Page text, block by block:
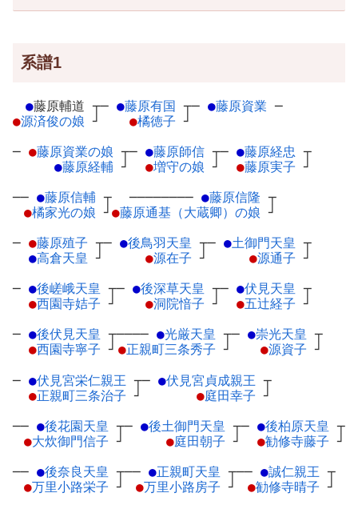
系譜1
●藤原輔道 ┬
●源済俊の娘 ┘
─ ●藤原有国 ┬
●橘徳子 ┘
─ ●藤原資業 ─
─ ●藤原資業の娘 ┬
●藤原経輔 ┘
─ ●藤原師信 ┬
●増守の娘 ┘
─ ●藤原経忠 ┬
●藤原実子 ┘
── ●藤原信輔 ┬
●橘家光の娘 ┘
──────── ●藤原信隆 ┬
●藤原通基（大蔵卿）の娘 ┘
─ ●藤原殖子 ┬
●高倉天皇 ┘
─ ●後鳥羽天皇 ┬
●源在子 ┘
─ ●土御門天皇 ┬
●源通子 ┘
─ ●後嵯峨天皇 ┬
●西園寺姞子 ┘
─ ●後深草天皇 ┬
●洞院愔子 ┘
─ ●伏見天皇 ┬
●五辻経子 ┘
─ ●後伏見天皇 ┬
●西園寺寧子 ┘
──── ●光厳天皇 ┬
●正親町三条秀子 ┘
─ ●崇光天皇 ┬
●源資子 ┘
─ ●伏見宮栄仁親王 ┬
●正親町三条治子 ┘
─ ●伏見宮貞成親王 ┬
●庭田幸子 ┘
── ●後花園天皇 ┬
●大炊御門信子 ┘
─ ●後土御門天皇 ┬
●庭田朝子 ┘
─ ●後柏原天皇 ┬
●勧修寺藤子 ┘
── ●後奈良天皇 ┬
●万里小路栄子 ┘
── ●正親町天皇 ┬
●万里小路房子 ┘
── ●誠仁親王 ┬
●勧修寺晴子 ┘